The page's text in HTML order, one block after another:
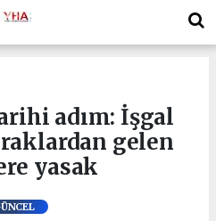
adım: İşgal
gelen
yasak